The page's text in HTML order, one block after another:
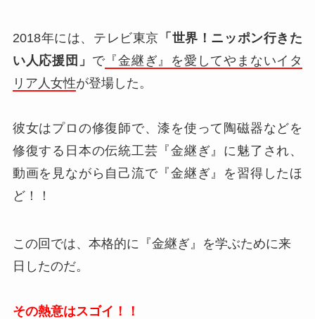
2018年には、テレビ東京 「世界！ニッポン行きた
い人応援団」 で『金継ぎ』を愛してやまないイタ
リア人女性が登場した。
彼女はプロの修復師で、漆を使って陶磁器などを
修復する日本の伝統工芸『金継ぎ』に魅了され、
動画を見ながら自己流で『金継ぎ』を習得したほ
ど！！
この回では、本格的に『金継ぎ』を学ぶために来
日したのだ。
その熱意はスゴイ！！